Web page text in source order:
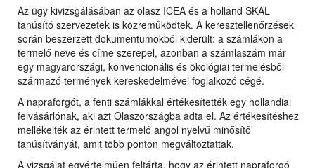
Az ügy kivizsgálásában az olasz ICEA és a holland SKAL
tanúsító szervezetek is közreműködtek. A keresztellenőrzések
során beszerzett dokumentumokból kiderült: a számlákon a
termelő neve és címe szerepel, azonban a számlaszám már
egy magyarországi, konvencionális és ökológiai termelésből
származó termények kereskedelmével foglalkozó cégé.
A napraforgót, a fenti számlákkal értékesítették egy hollandiai
felvásárlónak, aki azt Olaszországba adta el. Az értékesítéshez
mellékelték az érintett termelő angol nyelvű minősítő
tanúsítványát, amit több ponton megváltoztattak.
A vizsgálat egyértelműen feltárta, hogy az érintett napraforgó